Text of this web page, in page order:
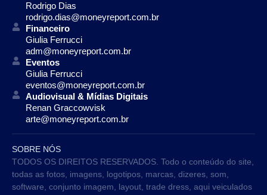
Rodrigo Dias
rodrigo.dias@moneyreport.com.br
Financeiro
Giulia Ferrucci
adm@moneyreport.com.br
Eventos
Giulia Ferrucci
eventos@moneyreport.com.br
Audiovisual & Mídias Digitais
Renan Graccowvisk
arte@moneyreport.com.br
SOBRE NÓS
TODOS OS DIREITOS RESERVADOS. Todo o conteúdo do site,
todas as fotos, imagens, logotipos, marcas, dizeres, som,
software, conjunto imagem, layout, trade dress, aqui veiculados